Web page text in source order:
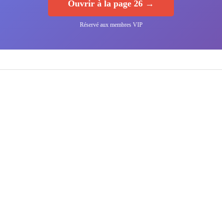
Ouvrir à la page 26 →
Réservé aux membres VIP